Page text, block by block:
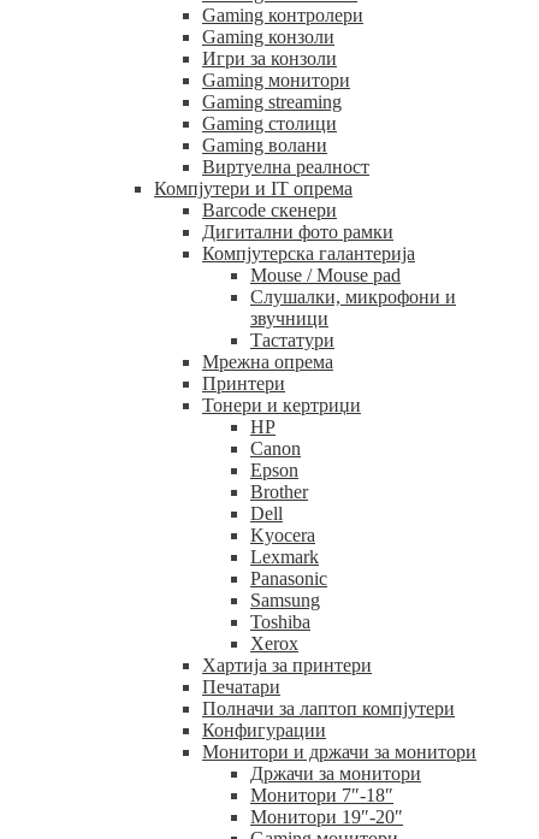
Gaming контролери
Gaming конзоли
Игри за конзоли
Gaming монитори
Gaming streaming
Gaming столици
Gaming волани
Виртуелна реалност
Компјутери и IT опрема
Barcode скенери
Дигитални фото рамки
Компјутерска галантерија
Mouse / Mouse pad
Слушалки, микрофони и
звучници
Тастатури
Мрежна опрема
Принтери
Тонери и кертриџи
HP
Canon
Epson
Brother
Dell
Kyocera
Lexmark
Panasonic
Samsung
Toshiba
Xerox
Хартија за принтери
Печатари
Полначи за лаптоп компјутери
Конфигурации
Монитори и држачи за монитори
Држачи за монитори
Монитори 7″-18″
Монитори 19″-20″